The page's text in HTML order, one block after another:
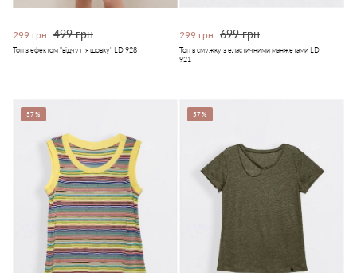
299 грн 499 грн
Топ з ефектом "відчуття шовку" LD 928
299 грн 699 грн
Топ в смужку з еластичними манжетами LD
921
57% 57%